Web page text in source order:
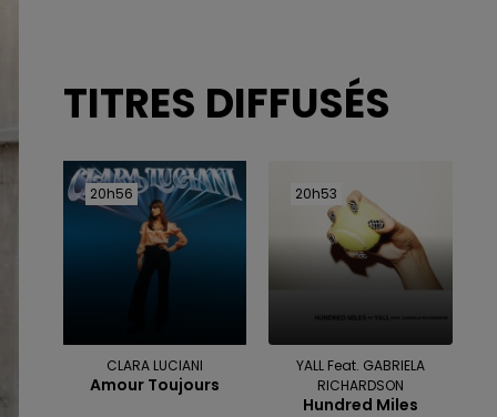
TITRES DIFFUSÉS
20h56
20h56
CLARA LUCIANI
Amour Toujours
20h53
20h53
YALL Feat. GABRIELA
RICHARDSON
Hundred Miles